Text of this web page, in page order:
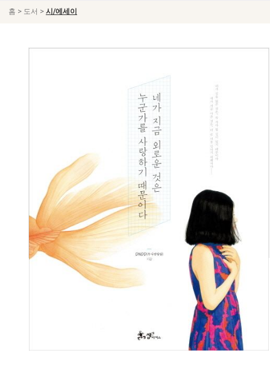
홈 > 도서 > 시/에세이